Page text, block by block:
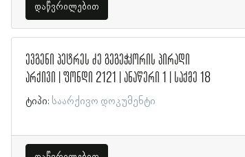
დაწვრილებით
ევგენი პეტრეს ძე გეგეჭკორის პირადი
არქივი | ფონდი 2121 | ანაწერი 1 | საქმე 18
ტიპი: საარქივო დოკუმენტი